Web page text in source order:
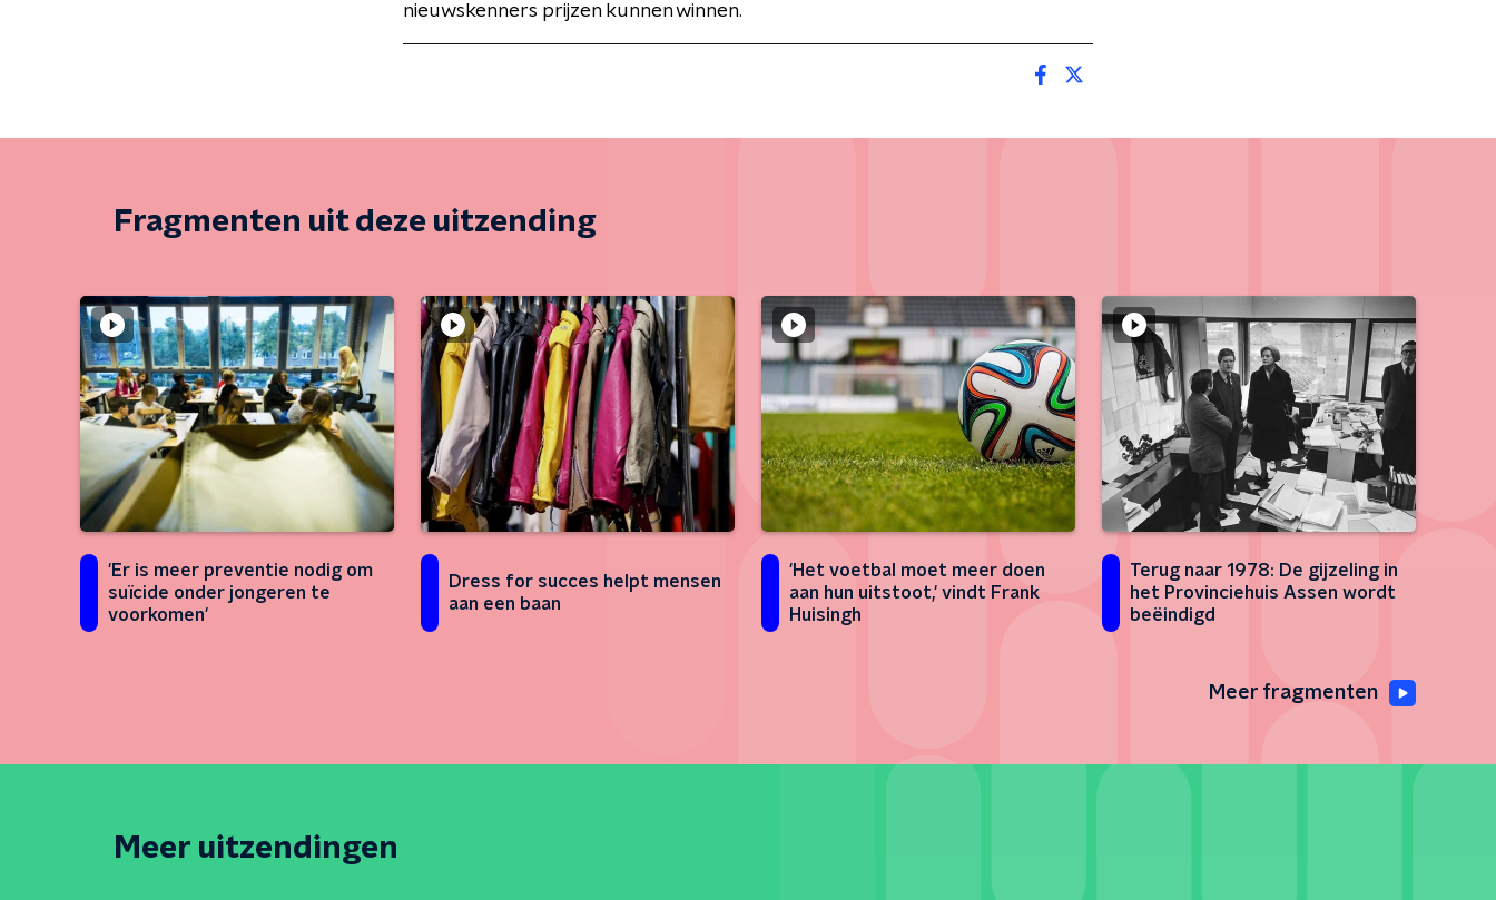
nieuwskenners prijzen kunnen winnen.
Fragmenten uit deze uitzending
'Er is meer preventie nodig om
suïcide onder jongeren te
voorkomen'
Dress for succes helpt mensen
aan een baan
'Het voetbal moet meer doen
aan hun uitstoot,' vindt Frank
Huisingh
Terug naar 1978: De gijzeling in
het Provinciehuis Assen wordt
beëindigd
Meer fragmenten
Meer uitzendingen